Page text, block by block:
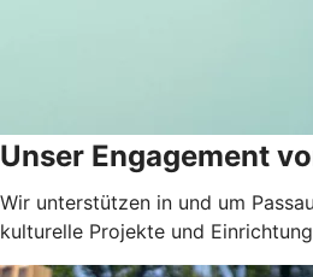
Unser Engagement
Wir unterstützen in und um
kulturelle Projekte und